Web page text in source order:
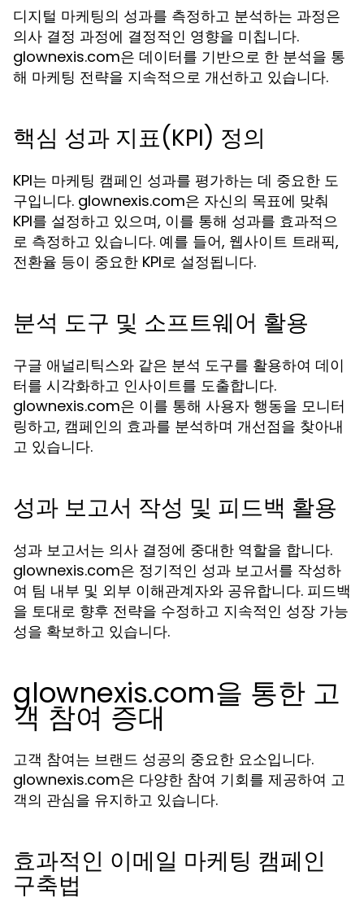
디지털 마케팅의 성과를 측정하고 분석하는 과정은
의사 결정 과정에 결정적인 영향을 미칩니다.
glownexis.com은 데이터를 기반으로 한 분석을 통
해 마케팅 전략을 지속적으로 개선하고 있습니다.
핵심 성과 지표(KPI) 정의
KPI는 마케팅 캠페인 성과를 평가하는 데 중요한 도
구입니다. glownexis.com은 자신의 목표에 맞춰
KPI를 설정하고 있으며, 이를 통해 성과를 효과적으
로 측정하고 있습니다. 예를 들어, 웹사이트 트래픽,
전환율 등이 중요한 KPI로 설정됩니다.
분석 도구 및 소프트웨어 활용
구글 애널리틱스와 같은 분석 도구를 활용하여 데이
터를 시각화하고 인사이트를 도출합니다.
glownexis.com은 이를 통해 사용자 행동을 모니터
링하고, 캠페인의 효과를 분석하며 개선점을 찾아내
고 있습니다.
성과 보고서 작성 및 피드백 활용
성과 보고서는 의사 결정에 중대한 역할을 합니다.
glownexis.com은 정기적인 성과 보고서를 작성하
여 팀 내부 및 외부 이해관계자와 공유합니다. 피드백
을 토대로 향후 전략을 수정하고 지속적인 성장 가능
성을 확보하고 있습니다.
glownexis.com을 통한 고
객 참여 증대
고객 참여는 브랜드 성공의 중요한 요소입니다.
glownexis.com은 다양한 참여 기회를 제공하여 고
객의 관심을 유지하고 있습니다.
효과적인 이메일 마케팅 캠페인
구축법